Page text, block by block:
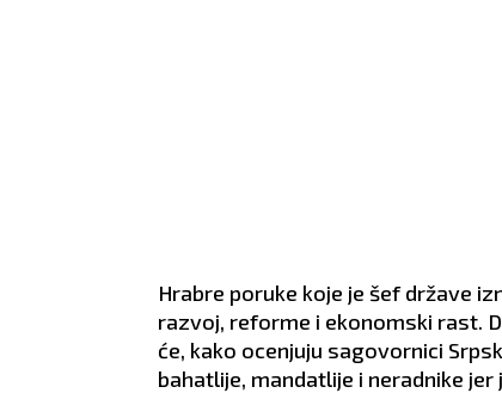
Hrabre poruke koje je šef države
razvoj, reforme i ekonomski rast.
će, kako ocenjuju sagovornici
bahatlije, mandatlije i neradnike